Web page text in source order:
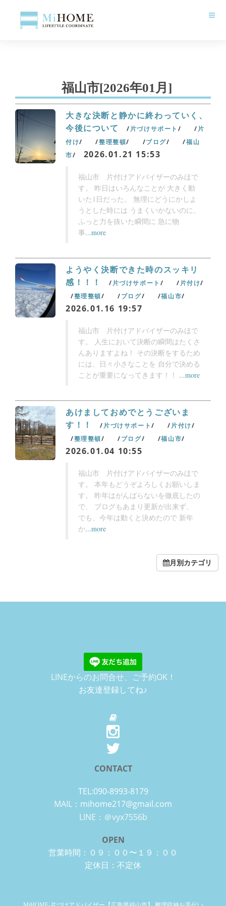
福山市[2026年01月]
大きな決断と静かに終わっていく、
今後について
片づけサポート
片
付け
整理整頓 ブログ
福山
市
2026.01.21 15:53
福山市 片付けアドバイザーのみほで
す。 昨日はいろんなことが 大きく動
いた1日だった。 無理にどうにかしよ
うとした時には うまくいかないのに、
ふっと力を抜いた瞬間に 急に物
事...more
ようやく決断できた時のスッキリ
感！！！
片づけサポート
片付け
整理整頓
ブログ 福山市
2026.01.16 19:57
福山市 片付けアドバイザーのみほで
す。 人生において決断の瞬間はたくさ
んありますよね！ その決断をするため
には、日々小さなことを 自分で決める
ことが重要になってきます！！ ...more
あけましておめでとうございま
す！！
片づけサポート
片付け
整理整頓
ブログ 福山市
2026.01.04 10:55
福山市 片付けアドバイザーのみほで
す。 本年もどうぞよろしくお願いしま
す。 昨年はがんばらないを徹底したの
で、 ブログもあまり更新が出来ず、
でも、今年は動くと決めたので 新年
か...more
月別カテゴリ
LINEからのお問合せ、ご予約OK！
お友達登録してね♪
CONTACT
TEL:090-8993-8179
MAIL： mihome217@gmail.com
LINE：＠vyx7556b
OPEN
営業時間：０９：００〜１９：００
定休日：不定休